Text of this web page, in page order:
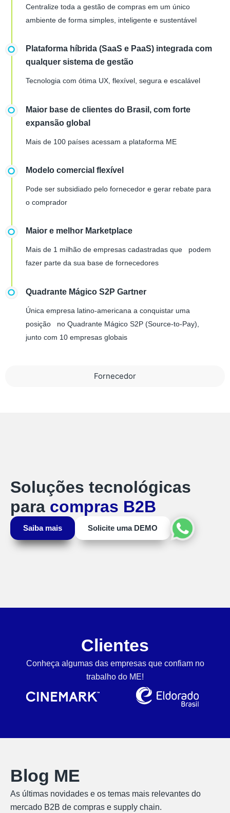
Fornecedor
Centralize toda a gestão de compras em um único
ambiente de forma simples, inteligente e sustentável
Plataforma híbrida (SaaS e PaaS) integrada com
qualquer sistema de gestão
Tecnologia com ótima UX, flexível, segura e escalável
Maior base de clientes do Brasil, com forte
expansão global
Mais de 100 países acessam a plataforma ME
Modelo comercial flexível
Pode ser subsidiado pelo fornecedor e gerar rebate para
o comprador
Maior e melhor Marketplace
Mais de 1 milhão de empresas cadastradas que podem
fazer parte da sua base de fornecedores
Quadrante Mágico S2P Gartner
Única empresa latino-americana a conquistar uma
posição no Quadrante Mágico S2P (Source-to-Pay),
junto com 10 empresas globais
Soluções tecnológicas
para compras B2B
Saiba mais Solicite uma DEMO
Clientes
Conheça algumas das empresas que confiam no
trabalho do ME!
Blog ME
As últimas novidades e os temas mais relevantes do
mercado B2B de compras e supply chain.